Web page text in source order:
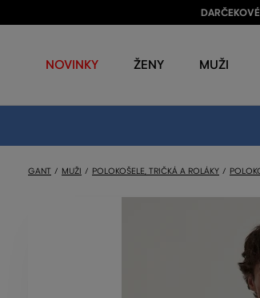
NOVINKY ŽENY MUŽI
GANT MUŽI POLOKOŠELE, TRIČKÁ A ROLÁKY